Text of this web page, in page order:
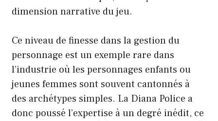
dimension narrative du jeu.
Ce niveau de finesse dans la gestion du
personnage est un exemple rare dans
l’industrie où les personnages enfants ou
jeunes femmes sont souvent cantonnés à
des archétypes simples. La Diana Police a
donc poussé l’expertise à un degré inédit, ce